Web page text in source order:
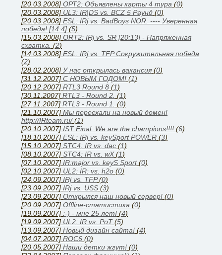
[20.03.2008] ОРТ2: Объявлены карты 4 тура (0)
[20.03.2008] UL3: IR|DS vs. BCZ 5 Раунд (0)
[20.03.2008] ESL: IRj vs. BadBoys NOR. ---- Уверенная
победа! [14:4] (5)
[15.03.2008] ORT2: IRj vs. SR [20:13] - Напряженная
схватка. (2)
[14.03.2008] ESL: IRj vs. TFP Сокружительная победа
(2)
[28.02.2008] У нас открылась вакансия (0)
[31.12.2007] С НОВЫМ ГОДОМ! (1)
[20.12.2007] RTL3 Round 8 (1)
[30.11.2007] RTL3 - Round 2. (1)
[27.11.2007] RTL3 - Round 1. (0)
[21.10.2007] Мы переехали на новый домен!
http://IRteam.ru/(1)
[20.10.2007] IST Final: We are the champions!!!! (6)
[18.10.2007] ESL: IRj vs. keySport POWER (3)
[15.10.2007] STC4: IR vs. dac (1)
[08.10.2007] STC4: IR vs. wX(1)
[07.10.2007] IR:major vs. keyS Sport(0)
[02.10.2007] UL2: IR: vs. h2o (0)
[24.09.2007] IRj vs. TFP(0)
[23.09.2007] IRj vs. USS (3)
[23.09.2007] Открылся наш новый сервер! (0)
[20.09.2007] Offline-статистика (0)
[19.09.2007] :-) - мне 25 лет! (4)
[19.09.2007] UL2: IR vs. PoT(5)
[13.09.2007] Новый дизайн сайта! (4)
[04.07.2007] ROC6 (0)
[20.05.2007] Наши детки жгут! (0)